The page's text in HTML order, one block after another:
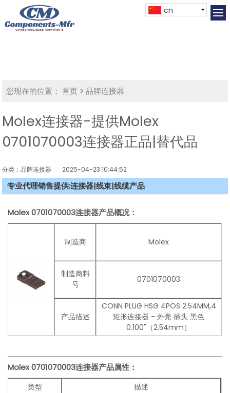
cn
您现在的位置： 首页 >品牌连接器
Molex连接器-提供Molex
0701070003连接器正品|替代品
分类：品牌连接器 2025-04-23 10:44:52
专业代理销售提供:连接器|线束|线缆产品
Molex0701070003连接器产品概况：
制造商 Molex
制造商料
号
0701070003
产品描述
CONN PLUG HSG 4POS 2.54MM,4
矩形连接器 - 外壳 插头 黑色
0.100"（2.54mm）
Molex 0701070003连接器产品属性：
类型 描述